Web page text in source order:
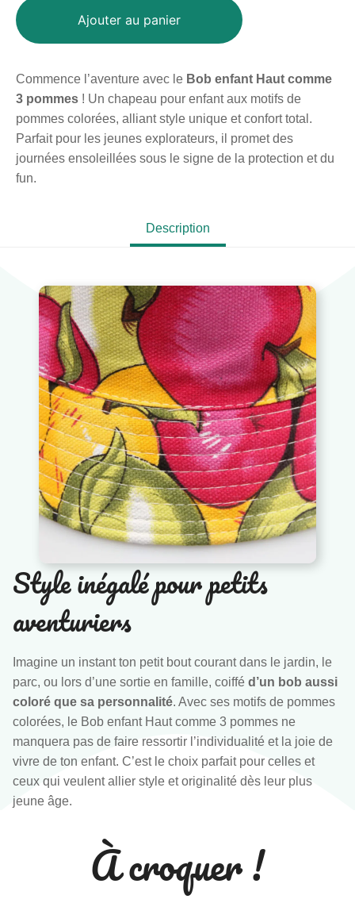
Ajouter au panier
Commence l’aventure avec le Bob enfant Haut comme
3 pommes ! Un chapeau pour enfant aux motifs de
pommes colorées, alliant style unique et confort total.
Parfait pour les jeunes explorateurs, il promet des
journées ensoleillées sous le signe de la protection et du
fun.
Description
Style inégalé pour petits
aventuriers
Imagine un instant ton petit bout courant dans le jardin, le
parc, ou lors d’une sortie en famille, coiffé d’un bob aussi
coloré que sa personnalité. Avec ses motifs de pommes
colorées, le Bob enfant Haut comme 3 pommes ne
manquera pas de faire ressortir l’individualité et la joie de
vivre de ton enfant. C’est le choix parfait pour celles et
ceux qui veulent allier style et originalité dès leur plus
jeune âge.
À croquer !